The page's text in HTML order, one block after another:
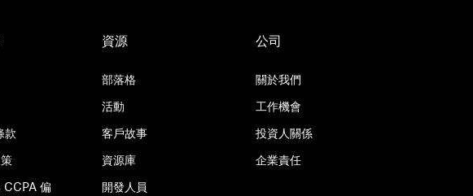
款
CCPA 偏
資源
部落格
活動
客戶故事
資源庫
開發人員
公司
關於我們
工作機會
投資人關係
企業責任